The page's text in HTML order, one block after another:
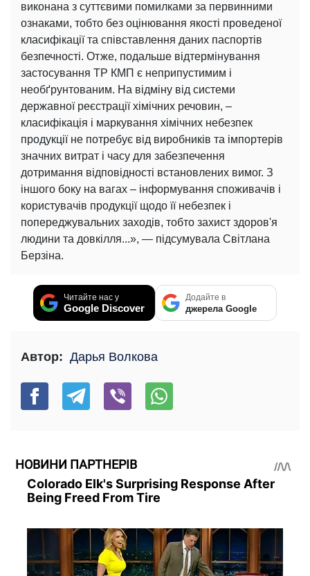
виконана з суттєвими помилками за первинними
ознаками, тобто без оцінювання якості проведеної
класифікації та співставлення даних паспортів
безпечності. Отже, подальше відтермінування
застосування ТР КМП є неприпустимим і
необґрунтованим. На відміну від системи
державної реєстрації хімічних речовин, –
класифікація і маркування хімічних небезпек
продукції не потребує від виробників та імпортерів
значних витрат і часу для забезпечення
дотримання відповідності встановлених вимог. З
іншого боку на вагах – інформування споживачів і
користувачів продукції щодо її небезпек і
попереджувальних заходів, тобто захист здоров'я
людини та довкілля...», — підсумувала Світлана
Берзіна.
Читайте нас у
Google Discover
Додайте в
джерела Google
Автор: Дарья Волкова
НОВИНИ ПАРТНЕРІВ
Colorado Elk's Surprising Response After
Being Freed From Tire